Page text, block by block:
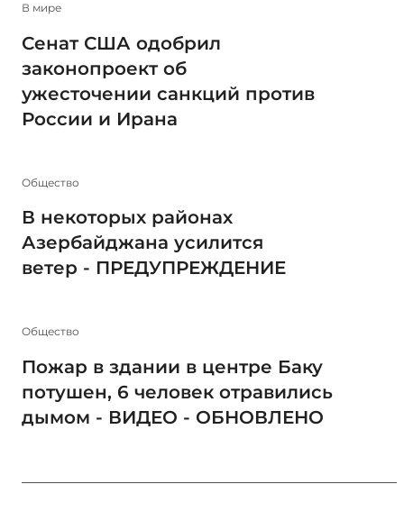
В мире
Сенат США одобрил
законопроект об
ужесточении санкций против
России и Ирана
Общество
В некоторых районах
Азербайджана усилится
ветер - ПРЕДУПРЕЖДЕНИЕ
Общество
Пожар в здании в центре Баку
потушен, 6 человек отравились
дымом - ВИДЕО - ОБНОВЛЕНО